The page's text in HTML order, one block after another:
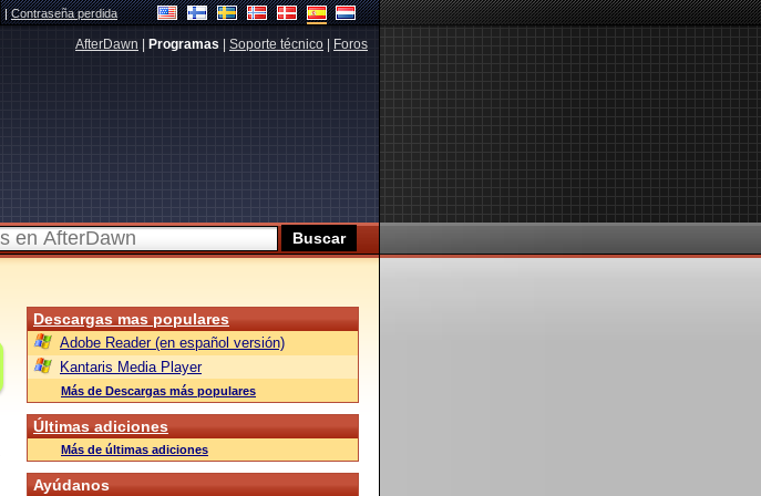
|Contraseña perdida
AfterDawn Programas Soporte técnico Foros
Descargas mas populares
Adobe Reader (en español versión)
Kantaris Media Player
Más de Descargas más populares
Últimas adiciones
Más de últimas adiciones
Ayúdanos